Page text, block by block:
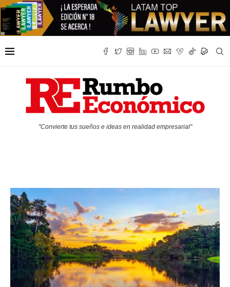
"Convierte tus sueños e ideas en realidad empresarial"